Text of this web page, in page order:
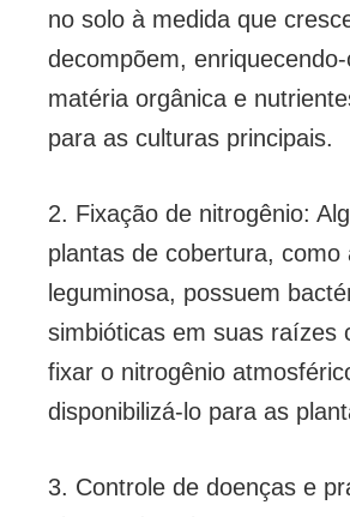
no solo à medida que
decompõem,
matéria orgânica e
para as culturas principais.
2. Fixação de nitrogênio:
plantas de cobertura, como
leguminosa, possuem
simbióticas em suas raízes
fixar o nitrogênio
disponibilizá-lo para as
3. Controle de doenças e